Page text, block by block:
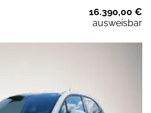
16.390,00 €
ausweisbar